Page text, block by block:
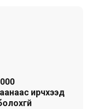
ирчхээд